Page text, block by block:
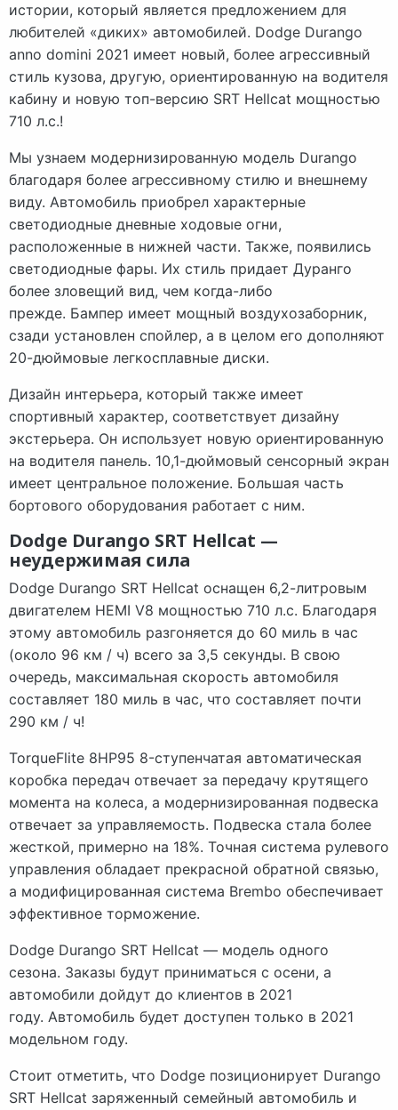
истории, который является предложением для
любителей «диких» автомобилей. Dodge Durango
anno domini 2021 имеет новый, более агрессивный
стиль кузова, другую, ориентированную на водителя
кабину и новую топ-версию SRT Hellcat мощностью
710 л.с.!
Мы узнаем модернизированную модель Durango
благодаря более агрессивному стилю и внешнему
виду. Автомобиль приобрел характерные
светодиодные дневные ходовые огни,
расположенные в нижней части. Также, появились
светодиодные фары. Их стиль придает Дуранго
более зловещий вид, чем когда-либо
прежде. Бампер имеет мощный воздухозаборник,
сзади установлен спойлер, а в целом его дополняют
20-дюймовые легкосплавные диски.
Дизайн интерьера, который также имеет
спортивный характер, соответствует дизайну
экстерьера. Он использует новую ориентированную
на водителя панель. 10,1-дюймовый сенсорный экран
имеет центральное положение. Большая часть
бортового оборудования работает с ним.
Dodge Durango SRT Hellcat —
неудержимая сила
Dodge Durango SRT Hellcat оснащен 6,2-литровым
двигателем HEMI V8 мощностью 710 л.с. Благодаря
этому автомобиль разгоняется до 60 миль в час
(около 96 км / ч) всего за 3,5 секунды. В свою
очередь, максимальная скорость автомобиля
составляет 180 миль в час, что составляет почти
290 км / ч!
TorqueFlite 8HP95 8-ступенчатая автоматическая
коробка передач отвечает за передачу крутящего
момента на колеса, а модернизированная подвеска
отвечает за управляемость. Подвеска стала более
жесткой, примерно на 18%. Точная система рулевого
управления обладает прекрасной обратной связью,
а модифицированная система Brembo обеспечивает
эффективное торможение.
Dodge Durango SRT Hellcat — модель одного
сезона. Заказы будут приниматься с осени, а
автомобили дойдут до клиентов в 2021
году. Автомобиль будет доступен только в 2021
модельном году.
Стоит отметить, что Dodge позиционирует Durango
SRT Hellcat заряженный семейный автомобиль и